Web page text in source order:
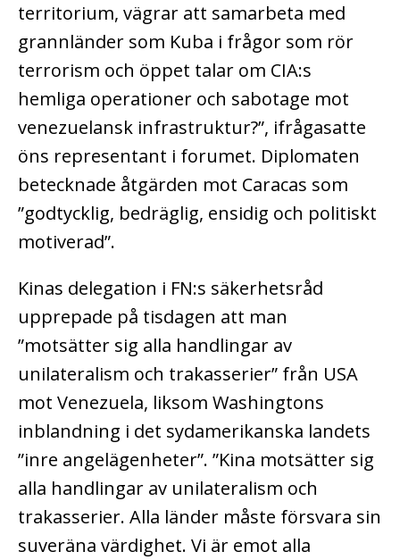
territorium, vägrar att samarbeta med
grannländer som Kuba i frågor som rör
terrorism och öppet talar om CIA:s
hemliga operationer och sabotage mot
venezuelansk infrastruktur?”, ifrågasatte
öns representant i forumet. Diplomaten
betecknade åtgärden mot Caracas som
”godtycklig, bedräglig, ensidig och politiskt
motiverad”.
Kinas delegation i FN:s säkerhetsråd
upprepade på tisdagen att man
”motsätter sig alla handlingar av
unilateralism och trakasserier” från USA
mot Venezuela, liksom Washingtons
inblandning i det sydamerikanska landets
”inre angelägenheter”. ”Kina motsätter sig
alla handlingar av unilateralism och
trakasserier. Alla länder måste försvara sin
suveräna värdighet. Vi är emot alla